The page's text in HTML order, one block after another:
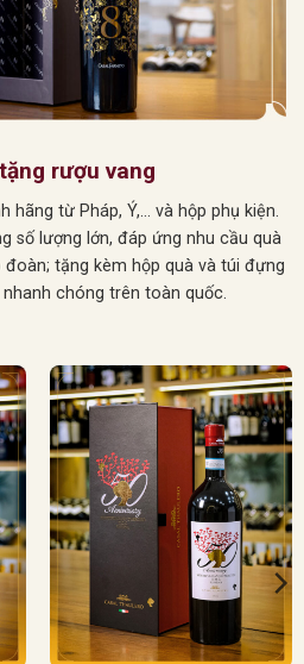
rượu vang
hãng từ Pháp, Ý,… và hộp phụ kiện.
số lượng lớn, đáp ứng nhu cầu quà
tặng kèm hộp quà và túi đựng
chóng trên toàn quốc.